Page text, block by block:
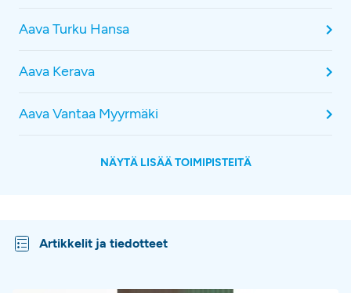
Aava Turku Hansa
Aava Kerava
Aava Vantaa Myyrmäki
NÄYTÄ LISÄÄ TOIMIPISTEITÄ
Artikkelit ja tiedotteet